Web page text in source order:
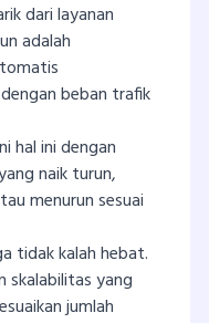
dari layanan
adalah
beban trafik
hal ini dengan
naik turun,
menurun sesuai
tidak kalah hebat.
skalabilitas yang
jumlah